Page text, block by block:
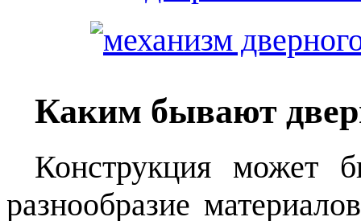
Каким бывают
Конструкция может
разнообразие